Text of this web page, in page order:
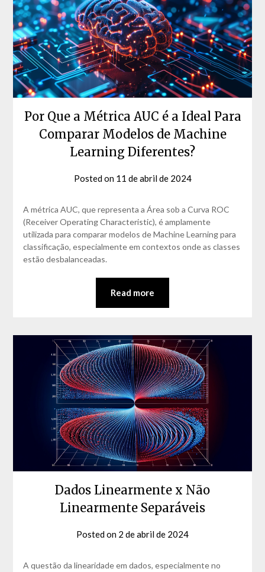
Por Que a Métrica AUC é a Ideal Para
Comparar Modelos de Machine
Learning Diferentes?
Posted on 11 de abril de 2024by
Matos
A métrica AUC, que representa a Área sob a Curva ROC
(Receiver Operating Characteristic), é amplamente
utilizada para comparar modelos de Machine Learning para
classificação, especialmente em contextos onde as classes
estão desbalanceadas.
Read more
Dados Linearmente x Não
Linearmente Separáveis
Posted on 2 de abril de 2024
Matos
A questão da linearidade em dados, especialmente no